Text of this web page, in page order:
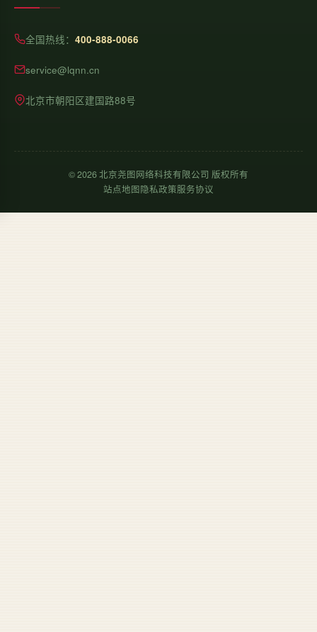
全国热线： 400-888-0066
service@lqnn.cn
北京市朝阳区建国路88号
©2026北京尧图网络科技有限公司 版权所有
站点地图隐私政策服务协议